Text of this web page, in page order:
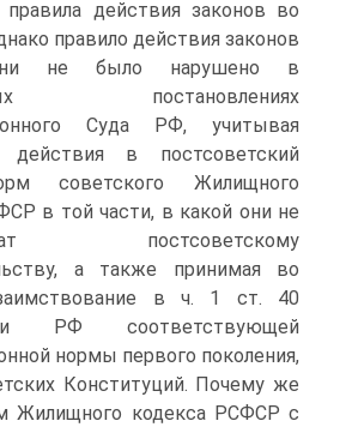
правила действия законов во
правило действия законов
не было нарушено в
постановлениях
Суда РФ, учитывая
действия в постсоветский
советского Жилищного
в той части, в какой они не
постсоветскому
а также принимая во
в ч. 1 ст. 40
РФ соответствующей
нормы первого поколения,
Конституций. Почему же
Жилищного кодекса РСФСР с